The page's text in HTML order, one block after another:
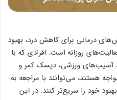
درمانی برای کاهش درد، بهبود
روزانه است. افرادی که با
آسیب‌های ورزشی، دیسک کمر و
هستند، می‌توانند با مراجعه به
خود را سریع‌تر کنند. در این